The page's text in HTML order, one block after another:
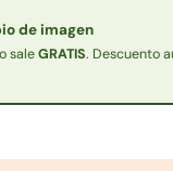
de imagen
saleGRATIS. Descuento